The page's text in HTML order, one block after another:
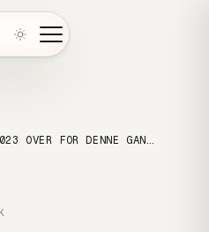
ARENDALSUKA 2023 OVER FOR DENNE GANG!